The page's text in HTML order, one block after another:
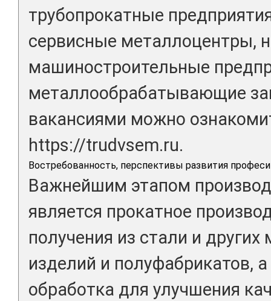
трубопрокатные
сервисные металлоцентры,
машиностроительные
металлообрабатывающие
вакансиями можно
https://trudvsem.ru.
Востребованность, перспективы развития
Важнейшим этапом
является прокатное
получения из стали и
изделий и полуфабрикатов,
обработка для улучшения